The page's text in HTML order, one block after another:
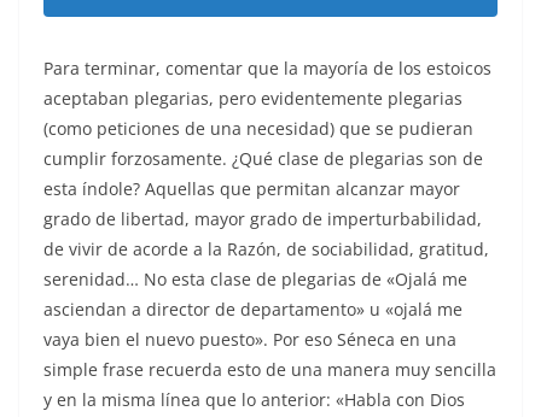
Para terminar, comentar que la mayoría de los estoicos
aceptaban plegarias, pero evidentemente plegarias
(como peticiones de una necesidad) que se pudieran
cumplir forzosamente. ¿Qué clase de plegarias son de
esta índole? Aquellas que permitan alcanzar mayor
grado de libertad, mayor grado de imperturbabilidad,
de vivir de acorde a la Razón, de sociabilidad, gratitud,
serenidad… No esta clase de plegarias de «Ojalá me
asciendan a director de departamento» u «ojalá me
vaya bien el nuevo puesto». Por eso Séneca en una
simple frase recuerda esto de una manera muy sencilla
y en la misma línea que lo anterior: «Habla con Dios